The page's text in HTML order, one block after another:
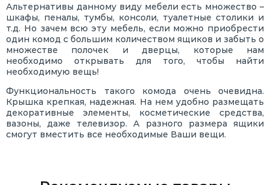
Альтернативы данному виду мебели есть множество –
шкафы, пеналы, тумбы, консоли, туалетные столики и
т.д. Но зачем всю эту мебель, если можно приобрести
один комод с большим количеством ящиков и забыть о
множестве полочек и дверцы, которые нам
необходимо открывать для того, чтобы найти
необходимую вещь!
Функциональность такого комода очень очевидна.
Крышка крепкая, надежная. На нем удобно размещать
декоративные элементы, косметические средства,
вазоны, даже телевизор. А разного размера ящики
смогут вместить все необходимые Ваши вещи.